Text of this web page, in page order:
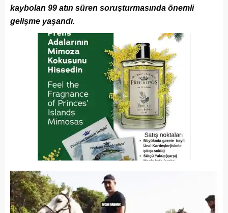
kaybolan 99 atın süren soruşturmasında önemli
gelişme yaşandı.